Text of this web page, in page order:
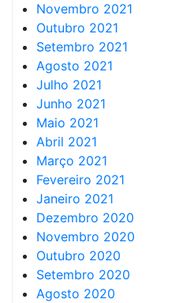
Novembro 2021
Outubro 2021
Setembro 2021
Agosto 2021
Julho 2021
Junho 2021
Maio 2021
Abril 2021
Março 2021
Fevereiro 2021
Janeiro 2021
Dezembro 2020
Novembro 2020
Outubro 2020
Setembro 2020
Agosto 2020